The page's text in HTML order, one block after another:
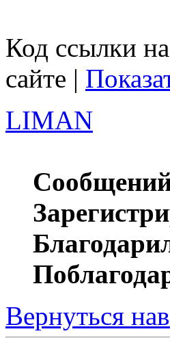
Код ссылки
сайте |
LIMAN
Вернуться